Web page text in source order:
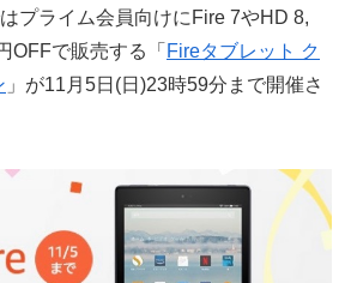
プライム会員向けにFire 7やHD 8,
OFFで販売する「 Fireタブレット ク
」が11月5日(日)23時59分まで開催さ